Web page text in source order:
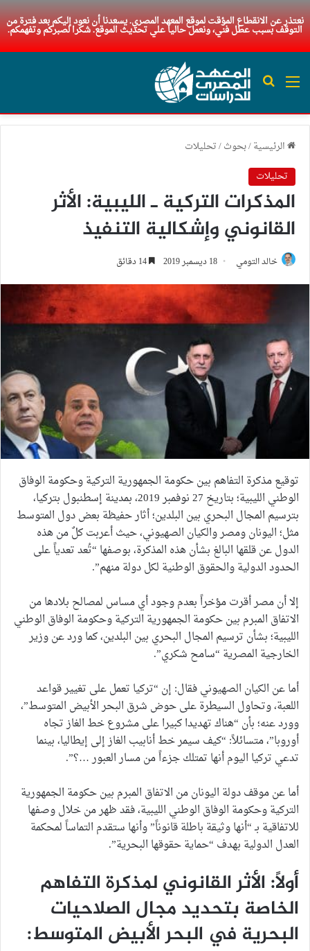
نعتذر عن الانقطاع المؤقت لموقع المعهد المصري. يسعدنا أن نعود إليكم بعد فترة من
التوقف بسبب عطل فني، ونعمل حاليا علي تحديث الموقع. شكرا لصبركم وتفهمكم.
القائمة بحث عن
الرئيسية/بحوث/تحليلات
تحليلات
المذكرات التركية ـ الليبية: الأثر
القانوني وإشكالية التنفيذ
خالد التومي 18 ديسمبر 2019
توقيع مذكرة التفاهم بين حكومة الجمهورية التركية وحكومة الوفاق
الوطني الليبية؛ بتاريخ 27 نوفمبر 2019، بمدينة إسطنبول بتركيا،
بترسيم المجال البحري بين البلدين؛ أثار حفيظة بعض دول المتوسط
مثل؛ اليونان ومصر والكيان الصهيوني، حيث أعربت كلٌ من هذه
الدول عن قلقها البالغ بشأن هذه المذكرة، بوصفها “تُعد تعدياً على
الحدود الدولية والحقوق الوطنية لكل دولة منهم”.
إلا أن مصر أقرت مؤخراً بعدم وجود أي مساس لمصالح بلادها من
الاتفاق المبرم بين حكومة الجمهورية التركية وحكومة الوفاق الوطني
الليبية؛ بشأن ترسيم المجال البحري بين البلدين، كما ورد عن وزير
الخارجية المصرية “سامح شكري”.
أما عن الكيان الصهيوني فقال: إن “تركيا تعمل على تغيير قواعد
اللعبة، وتحاول السيطرة على حوض شرق البحر الأبيض المتوسط”،
وورد عنه؛ بأن “هناك تهديدا كبيرا على مشروع خط الغاز تجاه
أوروبا”، متسائلاً: “كيف سيمر خط أنابيب الغاز إلى إيطاليا، بينما
تدعي تركيا اليوم أنها تمتلك جزءاً من مسار العبور …؟”.
أما عن موقف دولة اليونان من الاتفاق المبرم بين حكومة الجمهورية
التركية وحكومة الوفاق الوطني الليبية، فقد ظهر من خلال وصفها
للاتفاقية بـ “أنها وثيقة باطلة قانوناً” وأنها ستقدم التماساً لمحكمة
العدل الدولية بهدف “حماية حقوقها البحرية”.
أولاً: الأثر القانوني لمذكرة التفاهم
الخاصة بتحديد مجال الصلاحيات
البحرية في البحر الأبيض المتوسط: